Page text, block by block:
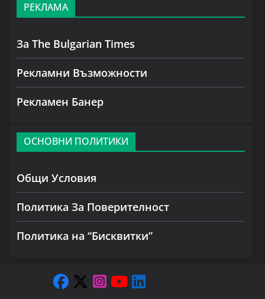
РЕКЛАМА
За The Bulgarian Times
Рекламни Възможности
Рекламен Банер
ОСНОВНИ ПОЛИТИКИ
Общи Условия
Политика За Поверителност
Политика на “Бисквитки”